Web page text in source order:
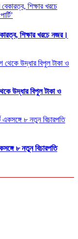
শিক্ষার খরচে নজর।
উদ্ধার বিপুল টাকা ও
৮ নতুন বিচারপতি